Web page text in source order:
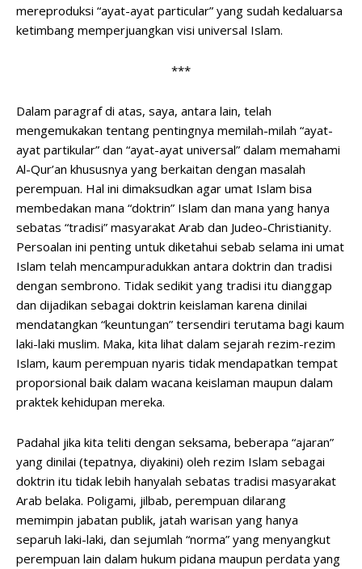
mereproduksi “ayat-ayat particular” yang sudah kedaluarsa
ketimbang memperjuangkan visi universal Islam.
***
Dalam paragraf di atas, saya, antara lain, telah
mengemukakan tentang pentingnya memilah-milah “ayat-
ayat partikular” dan “ayat-ayat universal” dalam memahami
Al-Qur’an khususnya yang berkaitan dengan masalah
perempuan. Hal ini dimaksudkan agar umat Islam bisa
membedakan mana “doktrin” Islam dan mana yang hanya
sebatas “tradisi” masyarakat Arab dan Judeo-Christianity.
Persoalan ini penting untuk diketahui sebab selama ini umat
Islam telah mencampuradukkan antara doktrin dan tradisi
dengan sembrono. Tidak sedikit yang tradisi itu dianggap
dan dijadikan sebagai doktrin keislaman karena dinilai
mendatangkan “keuntungan” tersendiri terutama bagi kaum
laki-laki muslim. Maka, kita lihat dalam sejarah rezim-rezim
Islam, kaum perempuan nyaris tidak mendapatkan tempat
proporsional baik dalam wacana keislaman maupun dalam
praktek kehidupan mereka.
Padahal jika kita teliti dengan seksama, beberapa “ajaran”
yang dinilai (tepatnya, diyakini) oleh rezim Islam sebagai
doktrin itu tidak lebih hanyalah sebatas tradisi masyarakat
Arab belaka. Poligami, jilbab, perempuan dilarang
memimpin jabatan publik, jatah warisan yang hanya
separuh laki-laki, dan sejumlah “norma” yang menyangkut
perempuan lain dalam hukum pidana maupun perdata yang